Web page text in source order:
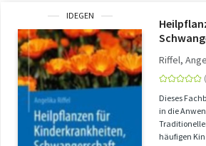
IDEGEN
bei
Riffel,
Dieses
in die
häufigen